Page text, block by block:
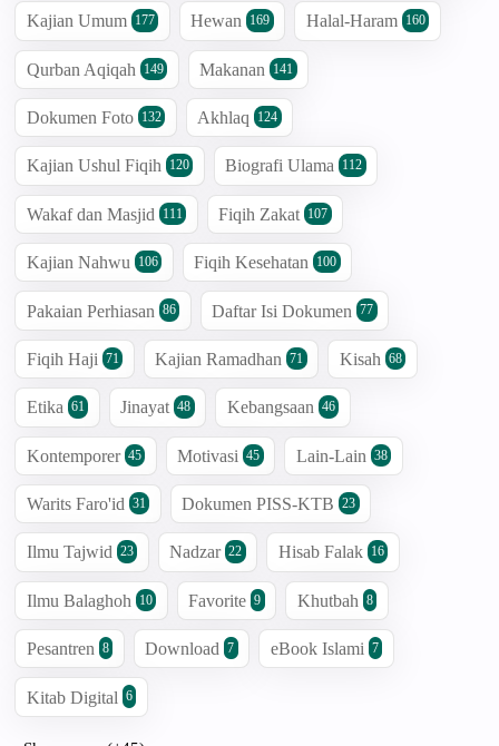
Kajian Umum 177 Hewan 169 Halal-Haram 160
Qurban Aqiqah 149 Makanan 141
Dokumen Foto 132 Akhlaq 124
Kajian Ushul Fiqih 120 Biografi Ulama 112
Wakaf dan Masjid 111 Fiqih Zakat 107
Kajian Nahwu 106 Fiqih Kesehatan 100
Pakaian Perhiasan 86 Daftar Isi Dokumen 77
Fiqih Haji 71 Kajian Ramadhan 71 Kisah 68
Etika 61 Jinayat 48 Kebangsaan 46
Kontemporer 45 Motivasi 45 Lain-Lain 38
Warits Faro'id 31 Dokumen PISS-KTB 23
Ilmu Tajwid 23 Nadzar 22 Hisab Falak 16
Ilmu Balaghoh 10 Favorite 9 Khutbah 8
Pesantren 8 Download 7 eBook Islami 7
Kitab Digital 6